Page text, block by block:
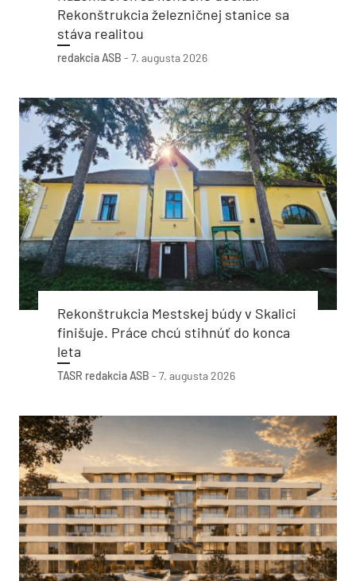
Rekonštrukcia železničnej stanice sa
stáva realitou
redakcia ASB - 7. augusta 2026
Rekonštrukcia Mestskej búdy v Skalici
finišuje. Práce chcú stihnúť do konca
leta
TASR redakcia ASB - 7. augusta 2026